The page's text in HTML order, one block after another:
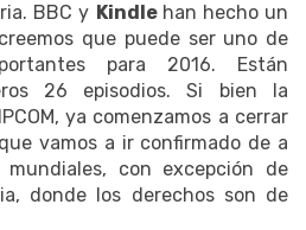
BBC y Kindle han hecho un
que puede ser uno de
para 2016. Están
26 episodios. Si bien la
ya comenzamos a cerrar
vamos a ir confirmado de a
con excepción de
donde los derechos son de